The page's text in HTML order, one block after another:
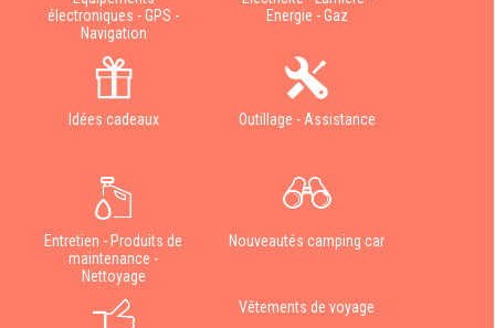
électroniques - GPS -
Navigation
Energie - Gaz
Idées cadeaux Outillage - Assistance
Entretien - Produits de
maintenance -
Nettoyage
Nouveautés camping car
Vêtements de voyage